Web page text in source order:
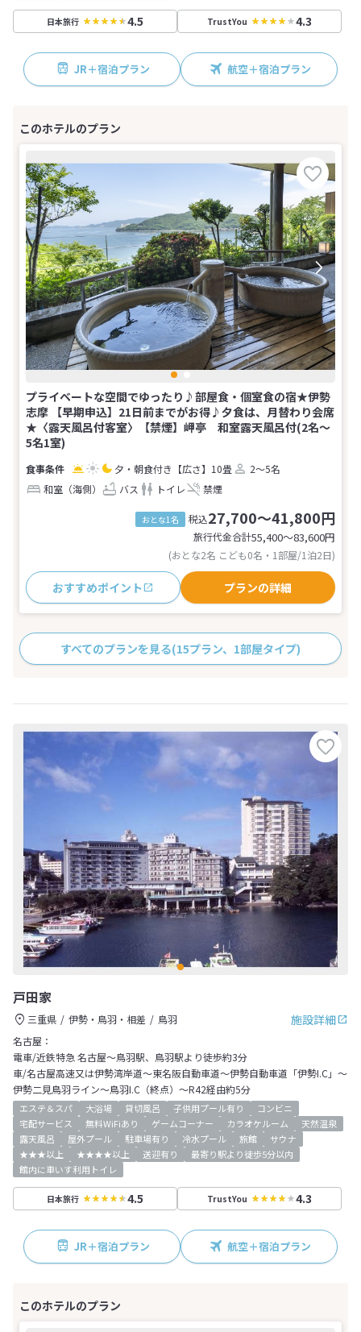
日本旅行 4.5 TrustYou 4.3
JR＋宿泊プラン 航空＋宿泊プラン
プライベートな空間でゆったり♪部屋食・個室食の宿★伊勢
志摩 【早期申込】21日前までがお得♪夕食は、月替わり会席
★〈露天風呂付客室〉【禁煙】岬亭 和室露天風呂付(2名～
5名1室)
夕・朝食付き 【広さ】10畳
2～5名
和室（海側）
バス トイレ 禁煙
おとな1名 税込27,700～41,800円
旅行代金合計55,400〜83,600円
(おとな2名 こども0名・1部屋/1泊2日)
おすすめポイント プランの詳細
すべてのプランを見る(15プラン、1部屋タイプ)
戸田家
施設詳細
三重県 伊勢・鳥羽・相差
鳥羽
名古屋：
電車/近鉄特急 名古屋～鳥羽駅、鳥羽駅より徒歩約3分
車/名古屋高速又は伊勢湾岸道～東名阪自動車道～伊勢自動車道「伊勢I.C」～
伊勢二見鳥羽ライン～鳥羽I.C（終点）～R42経由約5分
エステ＆スパ 大浴場 貸切風呂 子供用プール有り
コンビニ
宅配サービス
無料WiFiあり ゲームコーナー カラオケルーム
天然温泉
露天風呂
屋外プール 駐車場有り 冷水プール 旅館
サウナ
★★★以上
★★★★以上 送迎有り
最寄り駅より徒歩5分以内
館内に車いす利用トイレ
日本旅行 4.5 TrustYou 4.3
JR＋宿泊プラン 航空＋宿泊プラン